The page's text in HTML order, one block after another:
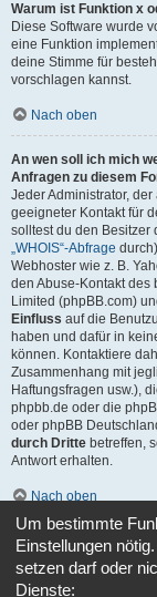
Warum ist Funktion x
Diese Software wurde
eine Funktion
deine Stimme für
vorschlagen kannst.
Nach oben
An wen soll ich mich
Anfragen zu diesem
Jeder Administrator, der
geeigneter Kontakt für
solltest du den Besitzer
„WHOIS“-Abfrage
Webhoster wie z. B.
den Abuse-Kontakt des
Limited (phpBB.com)
Einfluss auf die
haben und dafür in
können. Kontaktiere
Zusammenhang mit
Haftungsfragen usw.),
phpbb.de oder die
oder phpBB
durch Dritte betreffen,
Antwort erhalten.
Nach oben
Wie kann ich einen
Alle Benutzer des
Funktion durch die
Mitglieder des Boards
Um bestimmte
Einstellungen
setzen darf oder
Dienste: